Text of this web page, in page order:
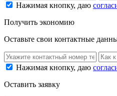
Нажимая кнопку, даю
Получить экономию
Оставьте свои контактные
Нажимая кнопку, даю
Оставить заявку